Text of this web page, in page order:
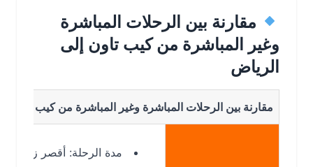
مقارنة بين الرحلات المباشرة
وغير المباشرة من كيب تاون إلى
الرياض
مقارنة بين الرحلات المباشرة وغير المباشرة من كيب تاون إلى
مدة الرحلة: أقصر زمن ممكن